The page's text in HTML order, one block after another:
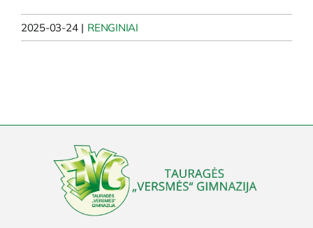
2025-03-24 | RENGINIAI